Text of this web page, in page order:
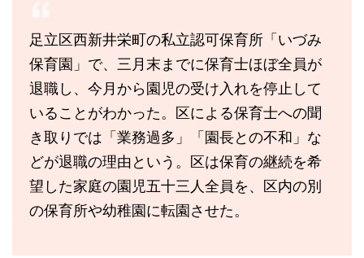
足立区西新井栄町の私立認可保育所「いづみ
保育園」で、三月末までに保育士ほぼ全員が
退職し、今月から園児の受け入れを停止して
いることがわかった。区による保育士への聞
き取りでは「業務過多」「園長との不和」な
どが退職の理由という。区は保育の継続を希
望した家庭の園児五十三人全員を、区内の別
の保育所や幼稚園に転園させた。